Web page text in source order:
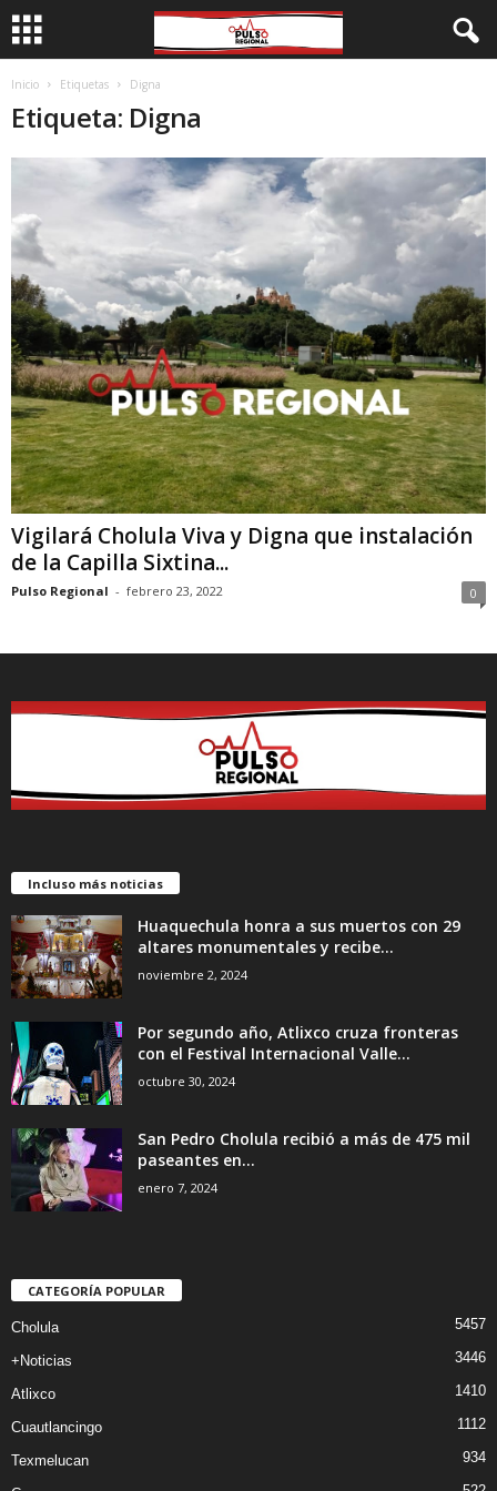
Inicio Etiquetas Digna
Etiqueta: Digna
Vigilará Cholula Viva y Digna que instalación
de la Capilla Sixtina...
Pulso Regional - febrero 23, 2022 0
Incluso más noticias
Huaquechula honra a sus muertos con 29
altares monumentales y recibe...
noviembre 2, 2024
Por segundo año, Atlixco cruza fronteras
con el Festival Internacional Valle...
octubre 30, 2024
San Pedro Cholula recibió a más de 475 mil
paseantes en...
enero 7, 2024
CATEGORÍA POPULAR
Cholula 5457
+Noticias 3446
Atlixco 1410
Cuautlancingo 1112
Texmelucan 934